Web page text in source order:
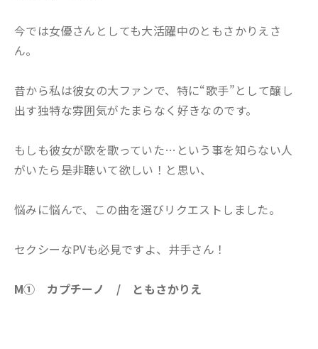
今では女優さんとしても大活躍中のともさかりえさ
ん。
昔から私は彼女の大ファンで、特に“歌手”として醸し
出す独特な雰囲気がたまらなく好きなのです。
もしも彼女が歌を歌っていた…という事を知らない人
がいたら是非聴いて欲しい！と思い、
悩みに悩んで、この曲を選びリクエストしました。
セクシーなPVも必見ですよ、井手さん！
M① カプチーノ / ともさかりえ